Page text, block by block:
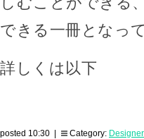
できる一冊となっ
詳しくは以下
posted 10:30 | Category: